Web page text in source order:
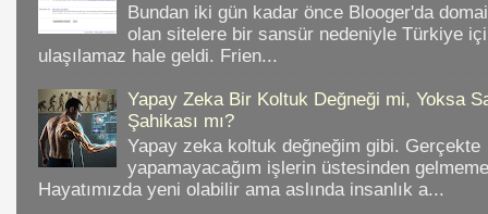
Bundan iki gün kadar önce Blooger'da
olan sitelere bir sansür nedeniyle Türkiye
ulaşılamaz hale geldi. Frien...
Yapay Zeka Bir Koltuk Değneği mi, Yoksa
Şahikası mı?
Yapay zeka koltuk değneğim gibi. Gerçekte
yapamayacağım işlerin üstesinden
Hayatımızda yeni olabilir ama aslında insanlık a...